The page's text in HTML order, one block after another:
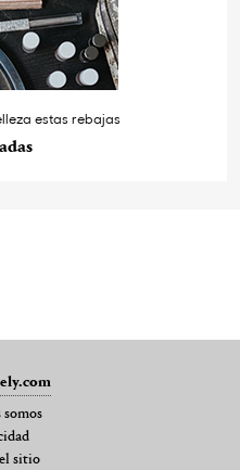
estas rebajas
somos
sitio